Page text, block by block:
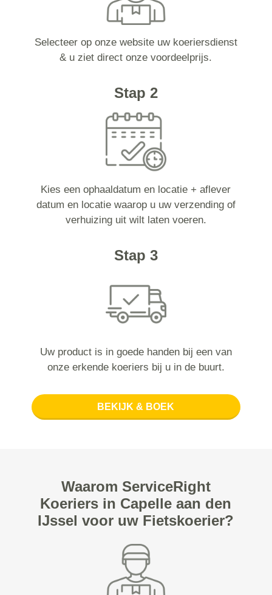
Selecteer op onze website uw koeriersdienst
& u ziet direct onze voordeelprijs.
Stap 2
Kies een ophaaldatum en locatie + aflever
datum en locatie waarop u uw verzending of
verhuizing uit wilt laten voeren.
Stap 3
Uw product is in goede handen bij een van
onze erkende koeriers bij u in de buurt.
BEKIJK & BOEK
Waarom ServiceRight
Koeriers in Capelle aan den
IJssel voor uw Fietskoerier?